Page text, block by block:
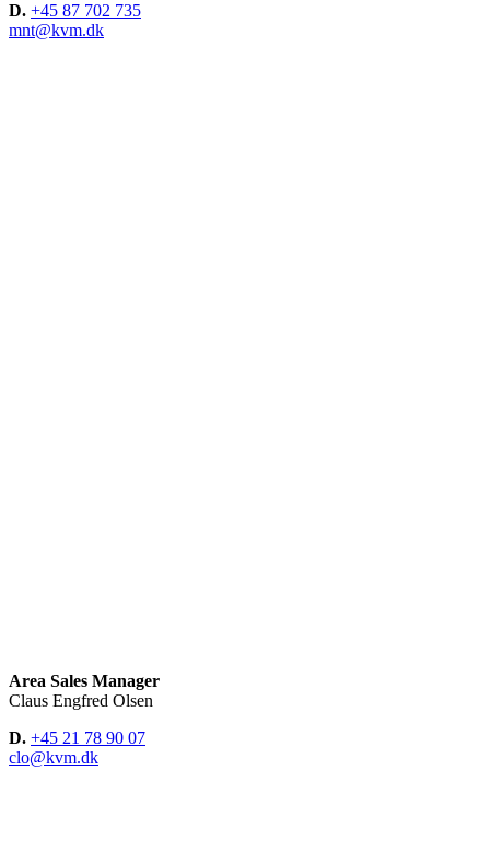
D. +45 87 702 735
mnt@kvm.dk
Area Sales Manager
Claus Engfred Olsen
D. +45 21 78 90 07
clo@kvm.dk